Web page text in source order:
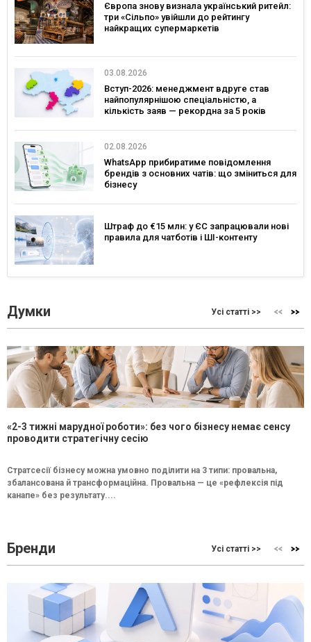
Європа знову визнала український ритейл:
три «Сільпо» увійшли до рейтингу
найкращих супермаркетів
03.08.2026
Вступ-2026: менеджмент вдруге став
найпопулярнішою спеціальністю, а
кількість заяв — рекордна за 5 років
02.08.2026
WhatsApp прибиратиме повідомлення
брендів з основних чатів: що зміниться для
бізнесу
Штраф до €15 млн: у ЄС запрацювали нові
правила для чатботів і ШІ-контенту
Думки Усі статті >>
«2-3 тижні марудної роботи»: без чого бізнесу немає сенсу
проводити стратегічну сесію
Стратсесії бізнесу можна умовно поділити на 3 типи: провальна,
збалансована й трансформаційна. Провальна — це «рефлексія під
канапе» без результату....
Бренди Усі статті >>